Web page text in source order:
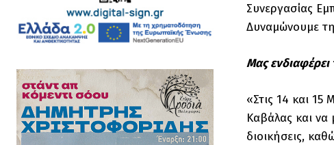
Συνεργασίας
Δυναμώνουμε
Μας
«Στις 14 και
Καβάλας και να
διοικήσεις,